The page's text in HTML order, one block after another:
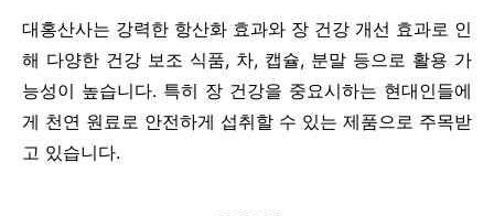
대홍산사는 강력한 항산화 효과와 장 건강 개선 효과로 인
해 다양한 건강 보조 식품, 차, 캡슐, 분말 등으로 활용 가
능성이 높습니다. 특히 장 건강을 중요시하는 현대인들에
게 천연 원료로 안전하게 섭취할 수 있는 제품으로 주목받
고 있습니다.